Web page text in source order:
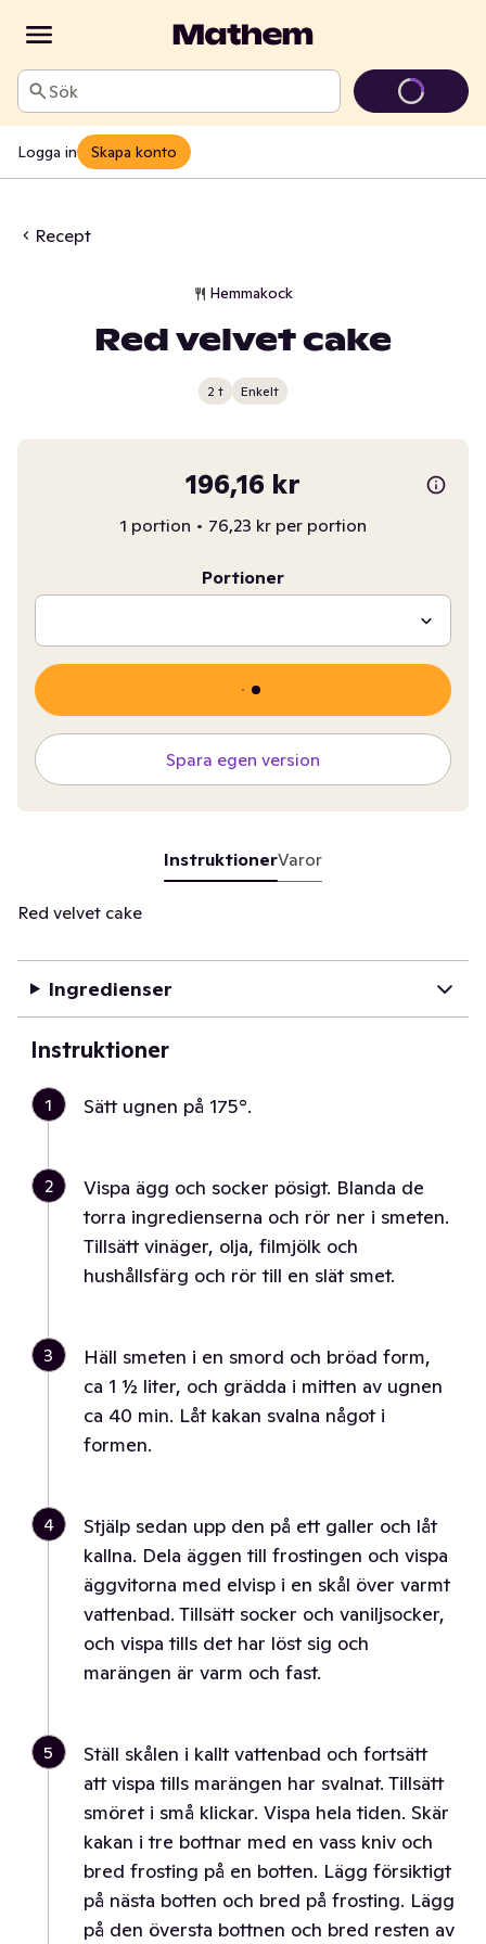
Sök
Logga in Skapa konto
Recept
Hemmakock
Red velvet cake
2 t Enkelt
196,16 kr
1 portion • 76,23 kr per portion
Portioner
Spara egen version
InstruktionerVaror
Red velvet cake
Ingredienser
Instruktioner
1 Sätt ugnen på 175°.
2
Vispa ägg och socker pösigt. Blanda de
torra ingredienserna och rör ner i smeten.
Tillsätt vinäger, olja, filmjölk och
hushållsfärg och rör till en slät smet.
3
Häll smeten i en smord och bröad form,
ca 1 ½ liter, och grädda i mitten av ugnen
ca 40 min. Låt kakan svalna något i
formen.
4
Stjälp sedan upp den på ett galler och låt
kallna. Dela äggen till frostingen och vispa
äggvitorna med elvisp i en skål över varmt
vattenbad. Tillsätt socker och vaniljsocker,
och vispa tills det har löst sig och
marängen är varm och fast.
5
Ställ skålen i kallt vattenbad och fortsätt
att vispa tills marängen har svalnat. Tillsätt
smöret i små klickar. Vispa hela tiden. Skär
kakan i tre bottnar med en vass kniv och
bred frosting på en botten. Lägg försiktigt
på nästa botten och bred på frosting. Lägg
på den översta bottnen och bred resten av